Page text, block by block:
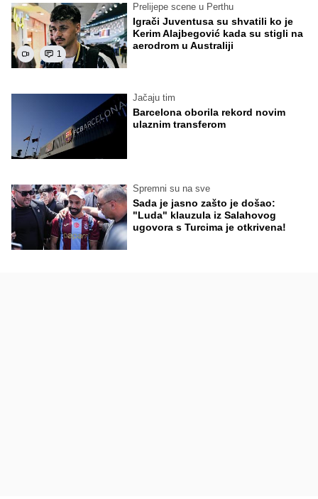
1
Prelijepe scene u Perthu
Igrači Juventusa su shvatili ko je
Kerim Alajbegović kada su stigli na
aerodrom u Australiji
Jačaju tim
Barcelona oborila rekord novim
ulaznim transferom
Spremni su na sve
Sada je jasno zašto je došao:
"Luda" klauzula iz Salahovog
ugovora s Turcima je otkrivena!